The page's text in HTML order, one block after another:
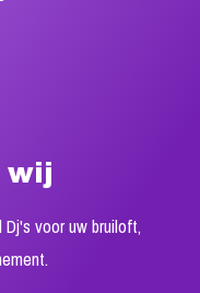
wij
Dj's voor uw bruiloft,